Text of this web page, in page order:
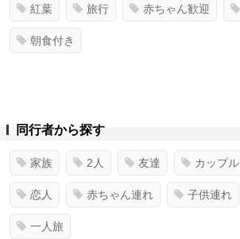
紅葉 旅行 赤ちゃん歓迎
朝食付き
同行者から探す
家族 2人 友達 カップル
恋人 赤ちゃん連れ 子供連れ
一人旅